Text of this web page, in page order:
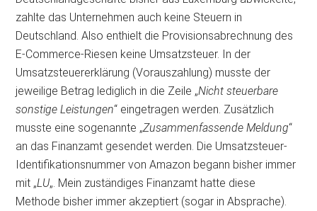
zahlte das Unternehmen auch keine Steuern in
Deutschland. Also enthielt die Provisionsabrechnung des
E-Commerce-Riesen keine Umsatzsteuer. In der
Umsatzsteuererklärung (Vorauszahlung) musste der
jeweilige Betrag lediglich in die Zeile „Nicht steuerbare
sonstige Leistungen“ eingetragen werden. Zusätzlich
musste eine sogenannte „Zusammenfassende Meldung“
an das Finanzamt gesendet werden. Die Umsatzsteuer-
Identifikationsnummer von Amazon begann bisher immer
mit „LU„. Mein zuständiges Finanzamt hatte diese
Methode bisher immer akzeptiert (sogar in Absprache).